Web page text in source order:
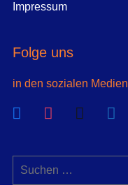
Impressum
Folge uns
in den sozialen Medien